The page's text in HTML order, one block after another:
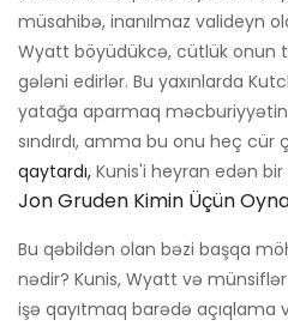
müsahibə, inanılmaz valideyn
Wyatt böyüdükcə, cütlük onun
gələni edirlər. Bu yaxınlarda
yatağa aparmaq
sındırdı, amma bu onu heç cür
qaytardı, Kunis'i heyran edən
Jon Gruden Kimin Üçün
Bu qəbildən olan bəzi başqa
nədir? Kunis, Wyatt və
işə qayıtmaq barədə açıqlama